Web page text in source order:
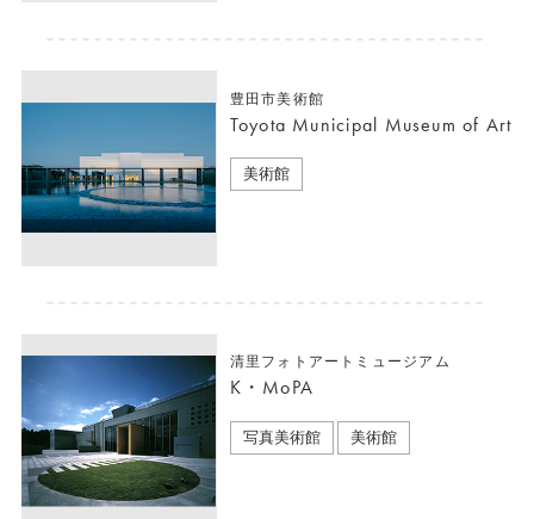
豊田市美術館
Toyota Municipal Museum of Art
美術館
清里フォトアートミュージアム
K・MoPA
写真美術館 美術館